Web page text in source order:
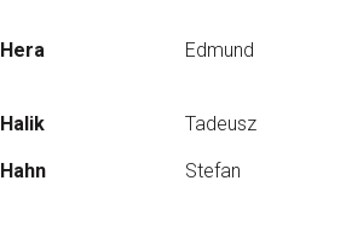
Hera Edmund
Halik Tadeusz
Hahn Stefan